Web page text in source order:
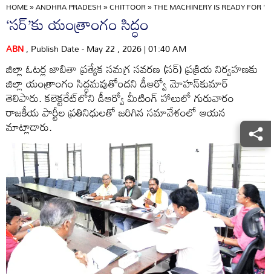
HOME»ANDHRA PRADESH»CHITTOOR»THE MACHINERY IS READY FOR
‘సర్‌’కు యంత్రాంగం సిద్ధం
ABN, Publish Date - May 22 , 2026 | 01:40 AM
జిల్లా ఓటర్ల జాబితా ప్రత్యేక సమగ్ర సవరణ (సర్‌) ప్రక్రియ నిర్వహణకు
జిల్లా యంత్రాంగం సిద్ధమవుతోందని డీఆర్వో మోహన్‌కుమార్‌
తెలిపారు. కలెక్టరేట్‌లోని డీఆర్వో మీటింగ్‌ హాలులో గురువారం
రాజకీయ పార్టీల ప్రతినిధులతో జరిగిన సమావేశంలో ఆయన
మాట్లాడారు.